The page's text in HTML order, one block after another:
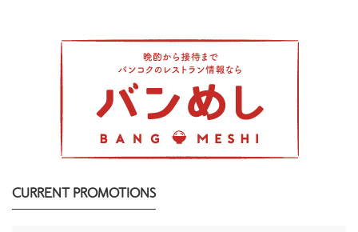
CURRENT PROMOTIONS